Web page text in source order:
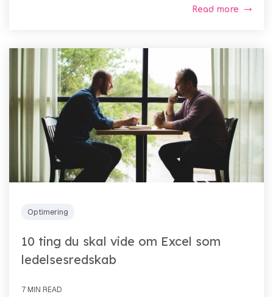
Read more
Optimering
10 ting du skal vide om Excel som
ledelsesredskab
7 MIN READ